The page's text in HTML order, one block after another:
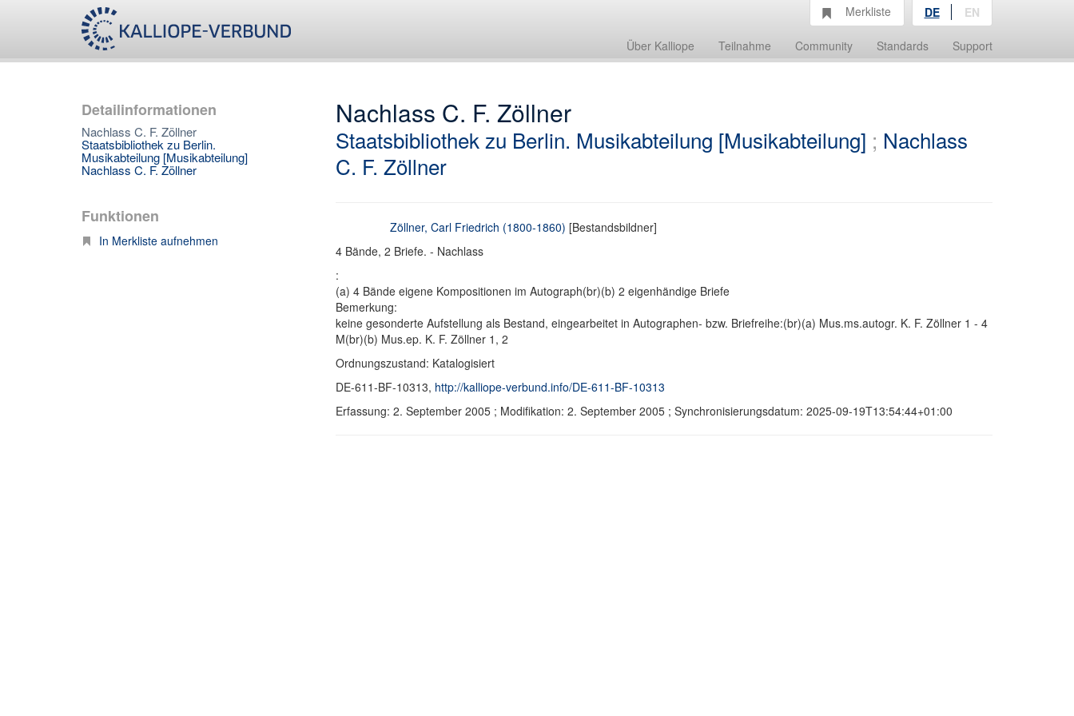
Über Kalliope Teilnahme Community Standards Support
Merkliste DE EN
Detailinformationen
Nachlass C. F. Zöllner
Staatsbibliothek zu Berlin.
Musikabteilung [Musikabteilung]
Nachlass C. F. Zöllner
Funktionen
In Merkliste aufnehmen
Nachlass C. F. Zöllner
Staatsbibliothek zu Berlin. Musikabteilung [Musikabteilung] ; Nachlass
C. F. Zöllner
Zöllner, Carl Friedrich (1800-1860) [Bestandsbildner]
4 Bände, 2 Briefe. - Nachlass
:
(a) 4 Bände eigene Kompositionen im Autograph(br)(b) 2 eigenhändige Briefe
Bemerkung:
keine gesonderte Aufstellung als Bestand, eingearbeitet in Autographen- bzw. Briefreihe:(br)(a) Mus.ms.autogr. K. F. Zöllner 1 - 4
M(br)(b) Mus.ep. K. F. Zöllner 1, 2
Ordnungszustand: Katalogisiert
DE-611-BF-10313, http://kalliope-verbund.info/DE-611-BF-10313
Erfassung: 2. September 2005 ; Modifikation: 2. September 2005 ; Synchronisierungsdatum: 2025-09-19T13:54:44+01:00